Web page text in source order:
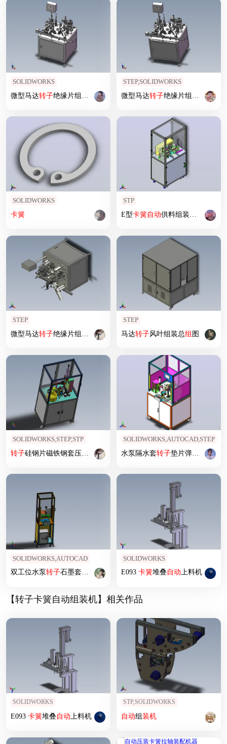
SOLIDWORKS
微型马达转子绝缘片组 装机
STEP,SOLIDWORKS
微型马达转子绝缘片组 装机
SOLIDWORKS
卡簧
STP
E型卡簧自动供料组装设备
STEP
微型马达转子绝缘片组 装机
STEP
马达转子风叶组装总组图
SOLIDWORKS,STEP,STP
转子硅钢片磁铁钢套压装机
SOLIDWORKS,AUTOCAD,STEP
水泵隔水套转子垫片弹簧组 装机
SOLIDWORKS,AUTOCAD
双工位水泵转子石墨套压 装机
SOLIDWORKS
E093 卡簧堆叠自动上料机
【转子卡簧自动组装机】相关作品
SOLIDWORKS
E093 卡簧堆叠自动 上料机
STP,SOLIDWORKS
自动组装机